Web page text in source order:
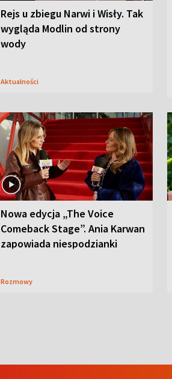
Rejs u zbiegu Narwi i Wisły. Tak
wygląda Modlin od strony
wody
Aktualności
Nowa edycja „The Voice
Comeback Stage”. Ania Karwan
zapowiada niespodzianki
Rozmowy